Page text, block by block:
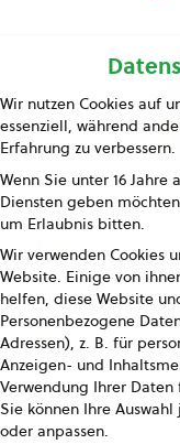
© Studio Ungefiltert
Wir nutzen Cookies auf
essenziell, während
Erfahrung zu verbessern.
Wenn Sie unter 16
Diensten geben
um Erlaubnis bitten.
Wir verwenden Cookies
Website. Einige von
helfen, diese Website
Personenbezogene
Adressen), z. B. für
Anzeigen- und
Verwendung Ihrer
Sie können Ihre
oder anpassen.